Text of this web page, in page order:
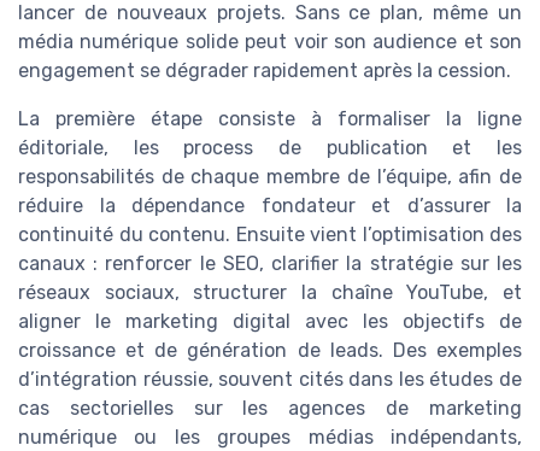
lancer de nouveaux projets. Sans ce plan, même un
média numérique solide peut voir son audience et son
engagement se dégrader rapidement après la cession.
La première étape consiste à formaliser la ligne
éditoriale, les process de publication et les
responsabilités de chaque membre de l’équipe, afin de
réduire la dépendance fondateur et d’assurer la
continuité du contenu. Ensuite vient l’optimisation des
canaux : renforcer le SEO, clarifier la stratégie sur les
réseaux sociaux, structurer la chaîne YouTube, et
aligner le marketing digital avec les objectifs de
croissance et de génération de leads. Des exemples
d’intégration réussie, souvent cités dans les études de
cas sectorielles sur les agences de marketing
numérique ou les groupes médias indépendants,